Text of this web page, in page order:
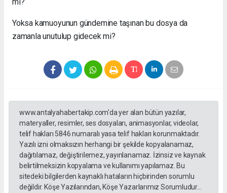
Yoksa kamuoyunun gündemine taşınan bu dosya da
zamanla unutulup gidecek mi?
www.antalyahabertakip.com'da yer alan bütün yazılar,
materyaller, resimler, ses dosyaları, animasyonlar, videolar,
telif hakları 5846 numaralı yasa telif hakları korunmaktadır.
Yazılı izni olmaksızın herhangi bir şekilde kopyalanamaz,
dağıtılamaz, değiştirilemez, yayınlanamaz. İzinsiz ve kaynak
belirtilmeksizin kopyalama ve kullanımı yapılamaz. Bu
sitedeki bilgilerden kaynaklı hataların hiçbirinden sorumlu
değildir. Köşe Yazılarından, Köşe Yazarlarımız Sorumludur...